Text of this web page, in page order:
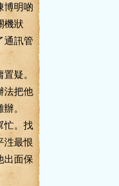
明啲
機狀
通訊管
疑。
法把他
。
。找
泩最恨
出面保